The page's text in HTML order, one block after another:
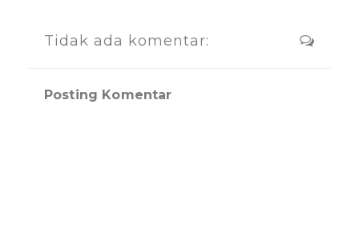
Tidak ada komentar:
Posting Komentar